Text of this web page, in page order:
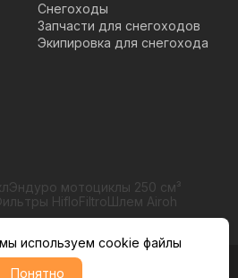
Снегоходы
Запчасти для снегоходов
Экипировка для снегохода
Эндуро мотоциклы 250 см³
HifloFiltroШлем Airoh
используем cookie файлы
Понятно